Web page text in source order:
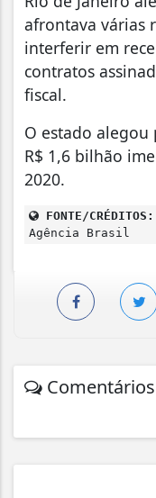
afrontava várias
interferir em
contratos
fiscal.
O estado alegou
R$ 1,6 bilhão
2020.
FONTE/CRÉDITOS:
Agência Brasil